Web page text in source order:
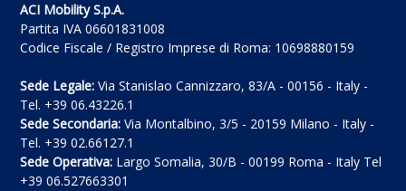
ACI Mobility S.p.A.
Partita IVA 06601831008
Codice Fiscale / Registro Imprese di Roma: 10698880159
Sede Legale: Via Stanislao Cannizzaro, 83/A - 00156 - Italy -
Tel. +39 06.43226.1
Sede Secondaria: Via Montalbino, 3/5 - 20159 Milano - Italy -
Tel. +39 02.66127.1
Sede Operativa: Largo Somalia, 30/B - 00199 Roma - Italy Tel
+39 06.527663301